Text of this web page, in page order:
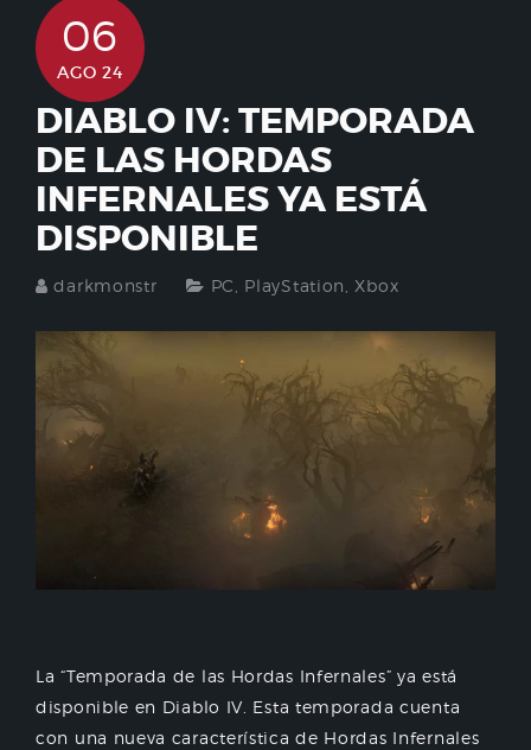
06
AGO 24
DIABLO IV: TEMPORADA
DE LAS HORDAS
INFERNALES YA ESTÁ
DISPONIBLE
darkmonstr PC PlayStation Xbox
La “Temporada de las Hordas Infernales” ya está
disponible en Diablo IV. Esta temporada cuenta
con una nueva característica de Hordas Infernales